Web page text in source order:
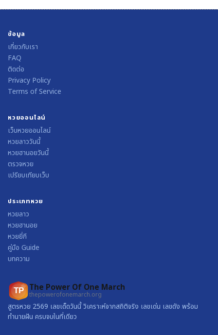
ข้อมูล
เกี่ยวกับเรา
FAQ
ติดต่อ
Privacy Policy
Terms of Service
หวยออนไลน์
เว็บหวยออนไลน์
หวยลาววันนี้
หวยฮานอยวันนี้
ตรวจหวย
เปรียบเทียบเว็บ
ประเภทหวย
หวยลาว
หวยฮานอย
หวยยี่กี
คู่มือ Guide
บทความ
TP The Power Of One March
thepowerofonemarch.org
สูตรหวย 2569 เลขเด็ดวันนี้ วิเคราะห์จากสถิติจริง เลขเด่น เลขดัง พร้อม
ทำนายฝัน ครบจบในที่เดียว